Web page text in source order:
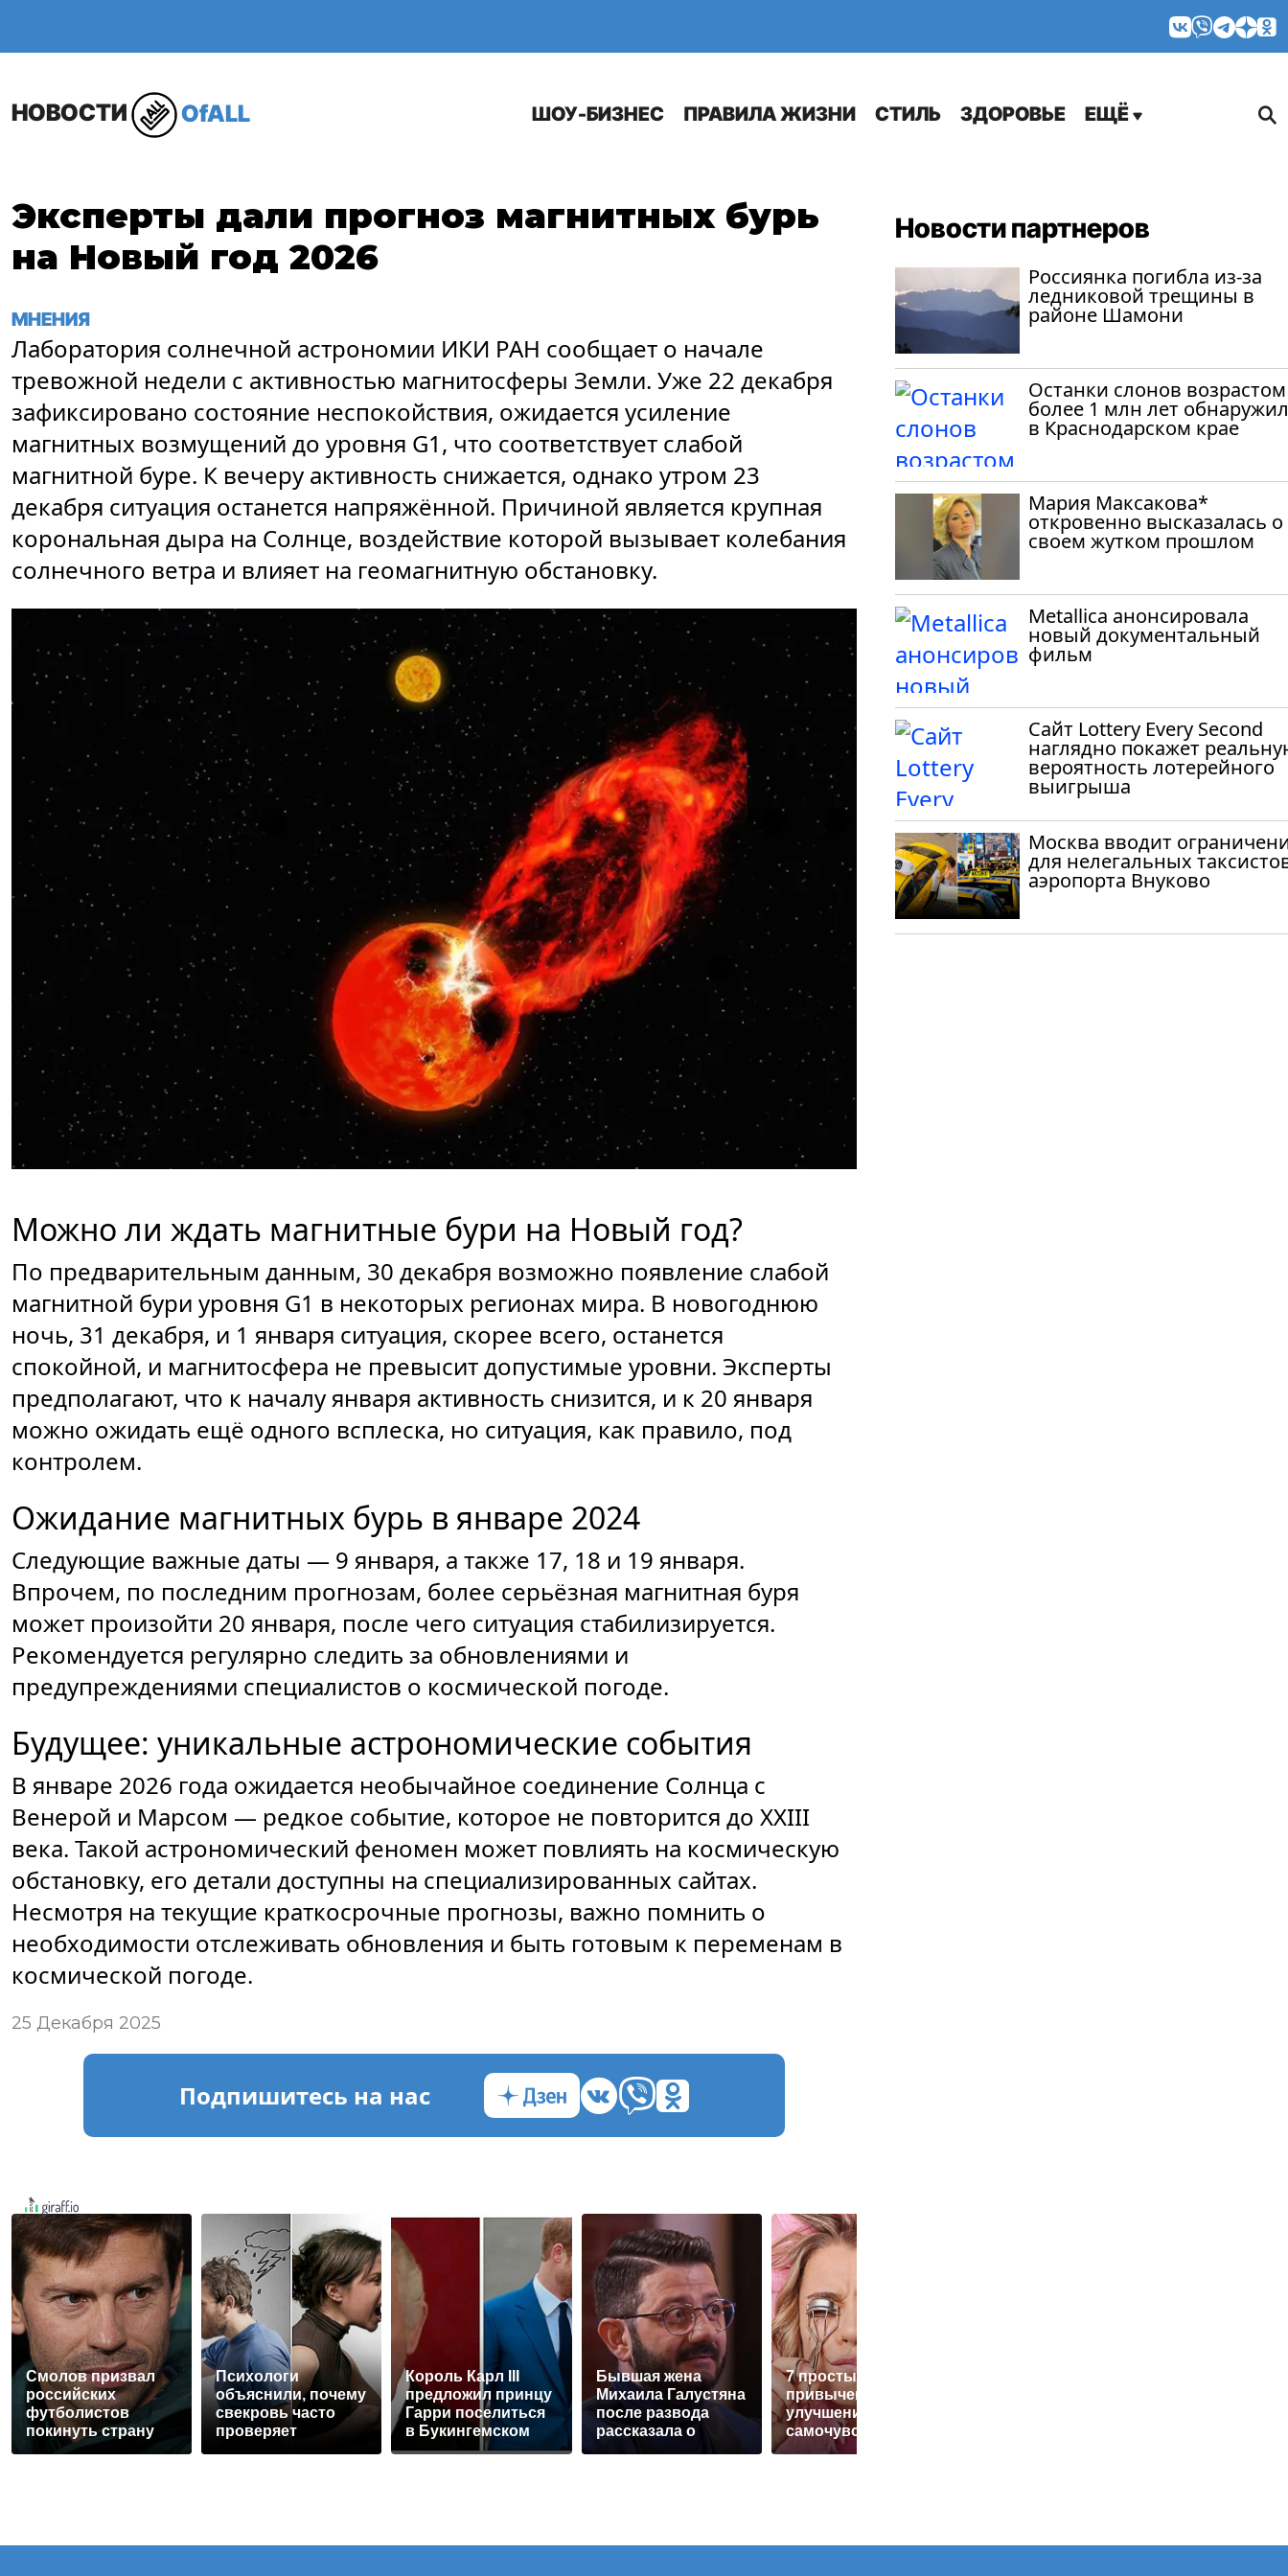
НОВОСТИ OfALL ШОУ-БИЗНЕС ПРАВИЛА ЖИЗНИ СТИЛЬ ЗДОРОВЬЕ ЕЩЁ
Эксперты дали прогноз магнитных бурь
на Новый год 2026
МНЕНИЯ
Лаборатория солнечной астрономии ИКИ РАН сообщает о начале
тревожной недели с активностью магнитосферы Земли. Уже 22 декабря
зафиксировано состояние неспокойствия, ожидается усиление
магнитных возмущений до уровня G1, что соответствует слабой
магнитной буре. К вечеру активность снижается, однако утром 23
декабря ситуация останется напряжённой. Причиной является крупная
корональная дыра на Солнце, воздействие которой вызывает колебания
солнечного ветра и влияет на геомагнитную обстановку.
Можно ли ждать магнитные бури на Новый год?
По предварительным данным, 30 декабря возможно появление слабой
магнитной бури уровня G1 в некоторых регионах мира. В новогоднюю
ночь, 31 декабря, и 1 января ситуация, скорее всего, останется
спокойной, и магнитосфера не превысит допустимые уровни. Эксперты
предполагают, что к началу января активность снизится, и к 20 января
можно ожидать ещё одного всплеска, но ситуация, как правило, под
контролем.
Ожидание магнитных бурь в январе 2024
Следующие важные даты — 9 января, а также 17, 18 и 19 января.
Впрочем, по последним прогнозам, более серьёзная магнитная буря
может произойти 20 января, после чего ситуация стабилизируется.
Рекомендуется регулярно следить за обновлениями и
предупреждениями специалистов о космической погоде.
Будущее: уникальные астрономические события
В январе 2026 года ожидается необычайное соединение Солнца с
Венерой и Марсом — редкое событие, которое не повторится до XXIII
века. Такой астрономический феномен может повлиять на космическую
обстановку, его детали доступны на специализированных сайтах.
Несмотря на текущие краткосрочные прогнозы, важно помнить о
необходимости отслеживать обновления и быть готовым к переменам в
космической погоде.
25 Декабря 2025
Подпишитесь на нас
Смолов призвал
российских
футболистов
покинуть страну
Психологи
объяснили, почему
свекровь часто
проверяет
Король Карл III
предложил принцу
Гарри поселиться
в Букингемском
дворце
Бывшая жена
Михаила Галустяна
после развода
рассказала о
7 простых
привычек для
улучшения
самочувствия и
привлекательности
Новости партнеров
Россиянка погибла из-за
ледниковой трещины в
районе Шамони
Останки слонов возрастом
более 1 млн лет
в Краснодарском крае
Мария Максакова*
откровенно высказалась о
своем жутком прошлом
Metallica анонсировала
новый документальный
фильм
Сайт Lottery Every Second
наглядно покажет
вероятность лотерейного
выигрыша
Москва вводит
для нелегальных
аэропорта Внуково